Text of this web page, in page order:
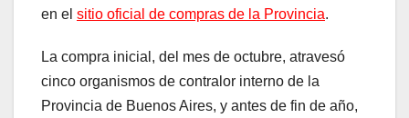
en el sitio oficial de compras de la Provincia.
La compra inicial, del mes de octubre, atravesó
cinco organismos de contralor interno de la
Provincia de Buenos Aires, y antes de fin de año,